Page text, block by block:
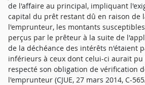
de l'affaire au principal, impliquant
capital du prêt restant dû en raison de
l'emprunteur, les montants
perçus par le prêteur à la suite de
de la déchéance des intérêts n'étaient
inférieurs à ceux dont celui-ci aurait
respecté son obligation de vérification
l'emprunteur (CJUE, 27 mars 2014, C-